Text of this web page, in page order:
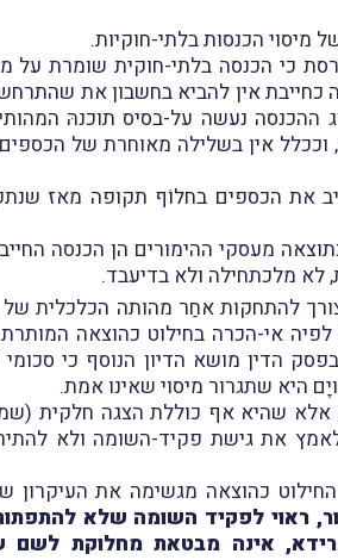
הכנסות בלתי-חוקיות.
כי הכנסה בלתי-חוקית שומרת על
כחייבת אין להביא בחשבון את
ההכנסה נעשה על-בסיס תוכנהּ
וככלל אין בשלילה מאוחרת של
את הכספים בחלוֹף תקופה מאז
מעסקי ההימורים הן הכנסה
לא מלכתחילה ולא בדיעבד.
להתחקות אחַר מהותה הכלכלית
אי-הכרה בחילוט כהוצאה המותרת
הדין מושא הדיון הנוסף כי סכומי
היא שתגרור מיסוי שאינו אמת.
שהיא אף כוללת הצגה חלקית
את גישת פקיד-השומה ולא להתיר
כהוצאה מגשימה את העיקרון
ראוי לפקיד השומה שלא
אינה מבטאת מחלוקת לשם